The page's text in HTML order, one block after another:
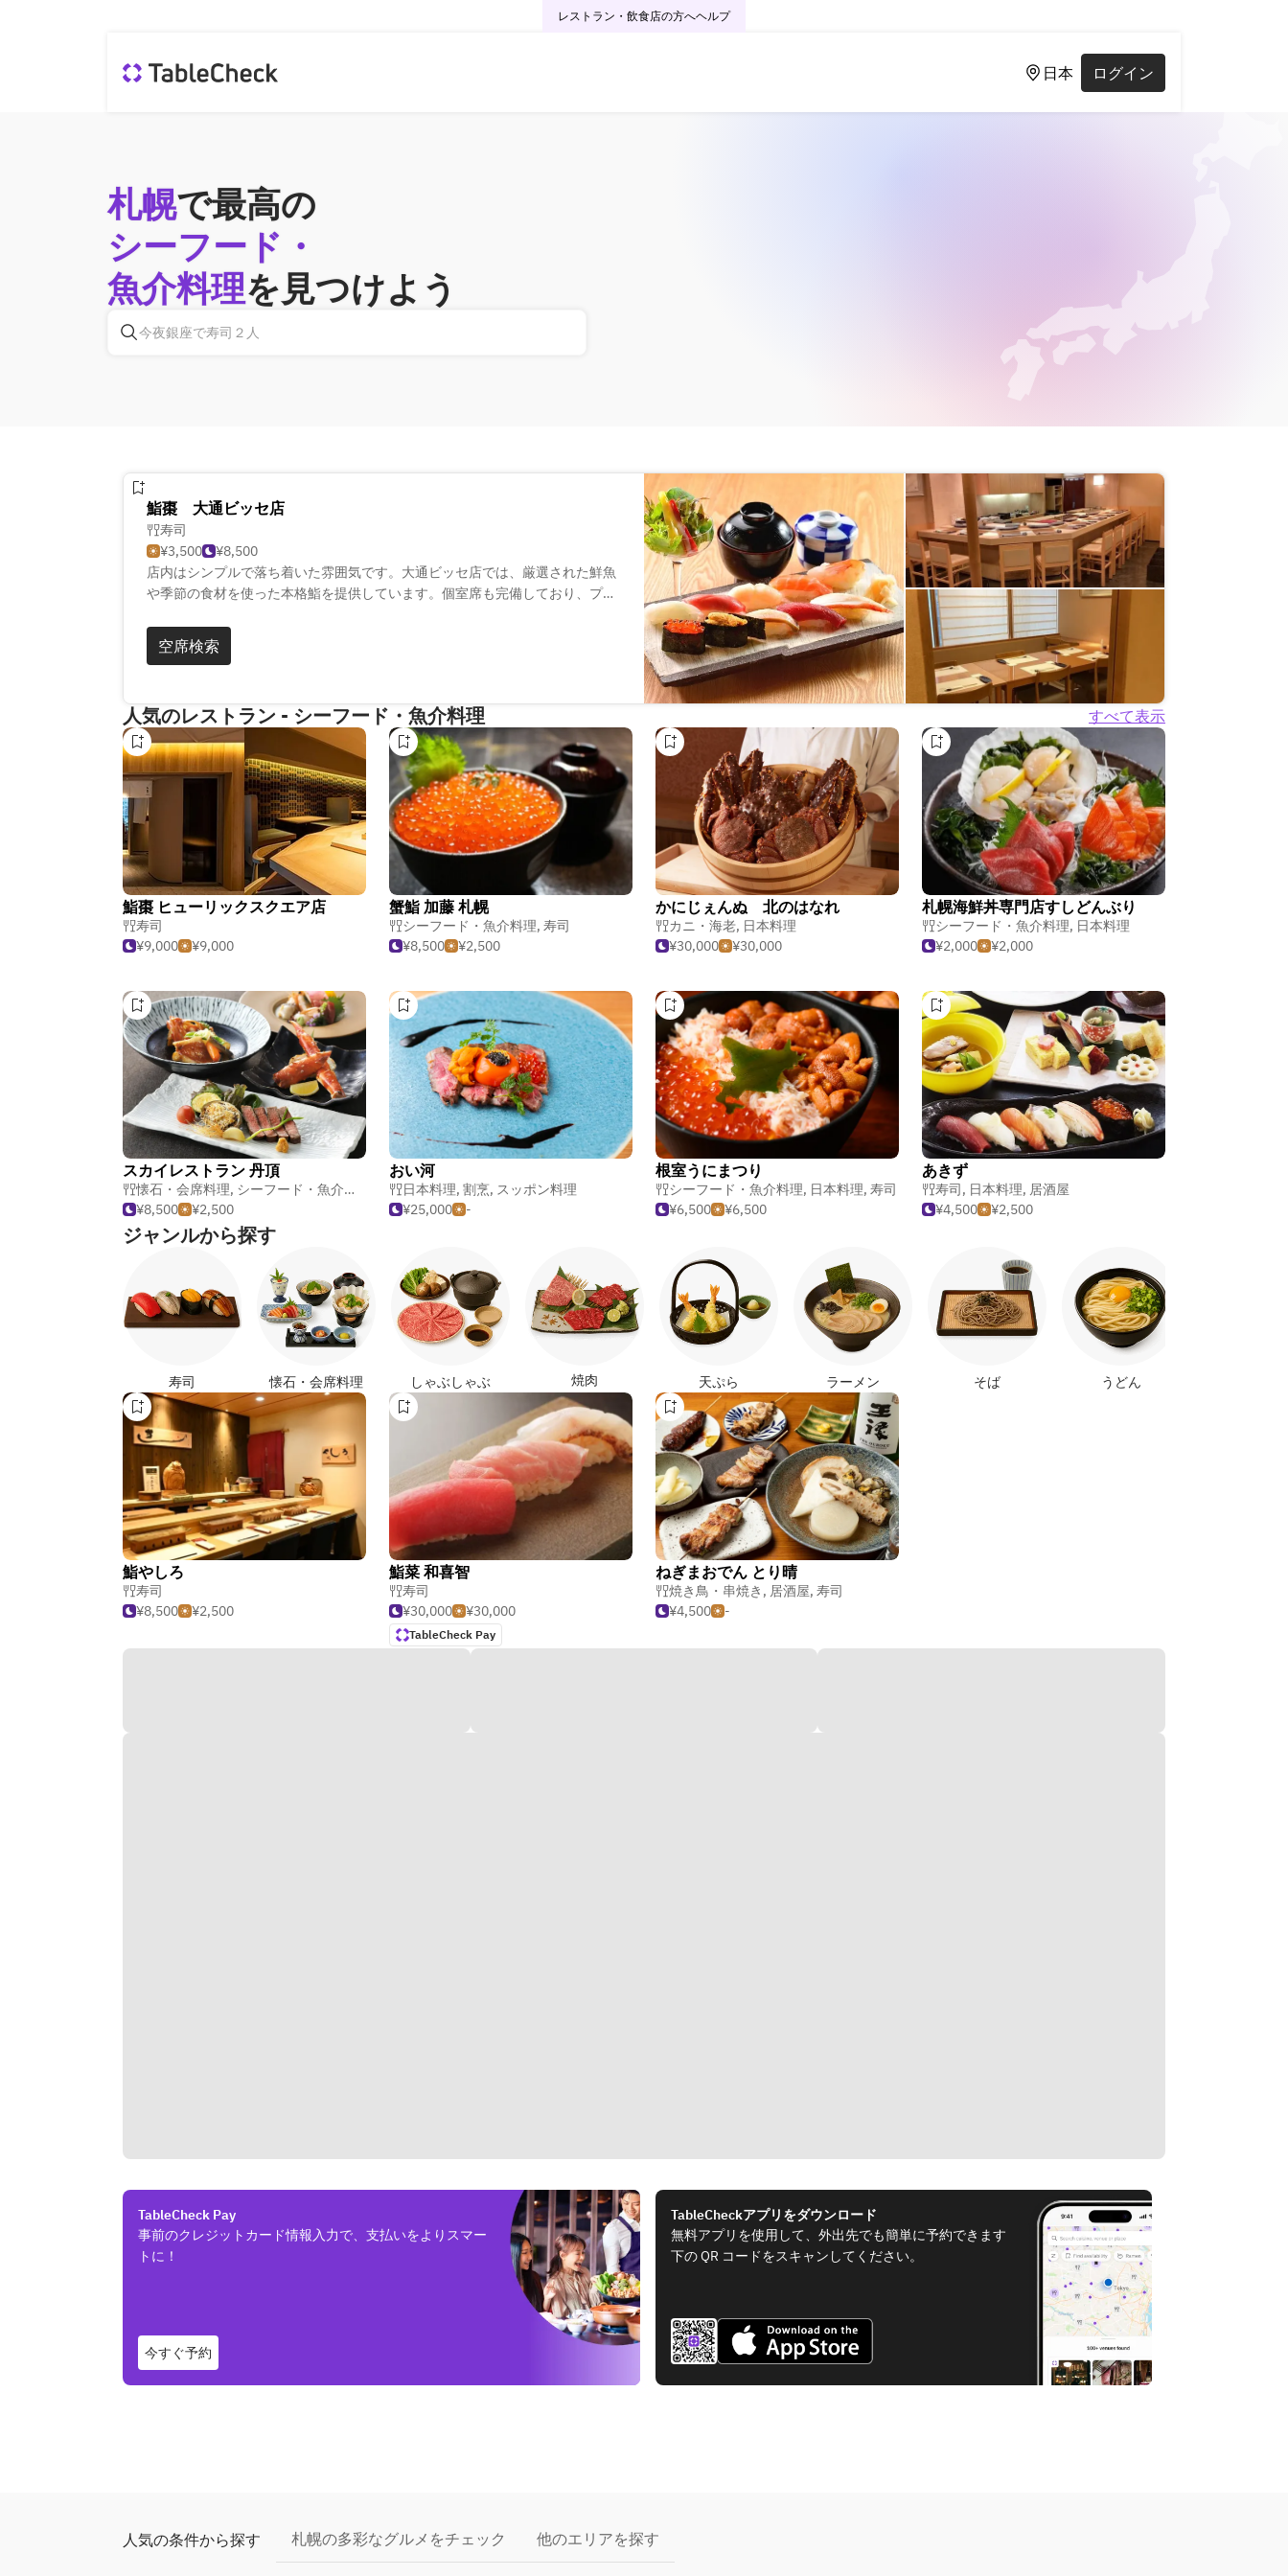
レストラン・飲食店の方へヘルプ
日本 ログイン
札幌で最高の
シーフード・
魚介料理を見つけよう
鮨棗 大通ビッセ店
寿司
¥3,500
¥8,500
店内はシンプルで落ち着いた雰囲気です。大通ビッセ店では、厳選された鮮魚
や季節の食材を使った本格鮨を提供しています。個室席も完備しており、プラ
た特別メニューもご用意しております。最高の鮨とともに心温まるひとときを
お過ごしください。
空席検索
人気のレストラン - シーフード・魚介料理 すべて表示
鮨棗 ヒューリックスクエア店
寿司
¥9,000
¥9,000
蟹鮨 加藤 札幌
シーフード・魚介料理, 寿司
¥8,500
¥2,500
かにじぇんぬ 北のはなれ
カニ・海老, 日本料理
¥30,000
¥30,000
札幌海鮮丼専門店すしどんぶり
シーフード・魚介料理, 日本料理
¥2,000
¥2,000
スカイレストラン 丹頂
懐石・会席料理, シーフード・魚介料理
日本料理
¥8,500
¥2,500
おい河
日本料理, 割烹, スッポン料理
¥25,000
-
根室うにまつり
シーフード・魚介料理, 日本料理, 寿司
¥6,500
¥6,500
あきず
寿司, 日本料理, 居酒屋
¥4,500
¥2,500
ジャンルから探す
寿司 懐石・会席料理 しゃぶしゃぶ 焼肉 天ぷら ラーメン そば うどん
鮨やしろ
寿司
¥8,500
¥2,500
鮨菜 和喜智
寿司
¥30,000
¥30,000
TableCheck Pay
ねぎまおでん とり晴
焼き鳥・串焼き , 居酒屋, 寿司
¥4,500
-
TableCheck Pay
事前のクレジットカード情報入力で、支払いをよりスマー
トに！
今すぐ予約
TableCheckアプリをダウンロード
無料アプリを使用して、外出先でも簡単に予約できます
下の QR コードをスキャンしてください。
人気の条件から探す 札幌の多彩なグルメをチェック 他のエリアを探す